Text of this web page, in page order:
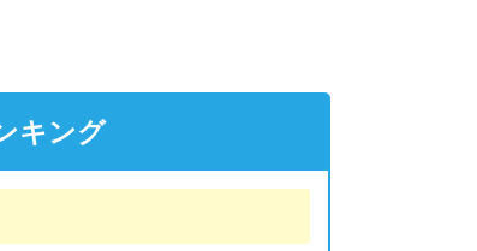
キング